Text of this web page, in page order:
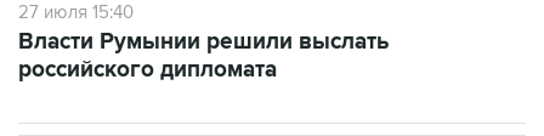
27 июля 15:40
Власти Румынии решили выслать
российского дипломата